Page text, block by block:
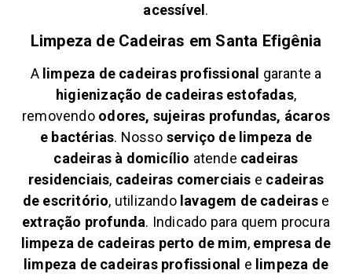
acessível .
Limpeza de Cadeiras em Santa Efigênia
A limpeza de cadeiras profissional garante a
higienização de cadeiras estofadas,
removendoodores, sujeiras profundas, ácaros
e bactérias. Nosso serviço de limpeza de
cadeiras à domicílio atende cadeiras
residenciais, cadeiras comerciais e cadeiras
de escritório, utilizando lavagem de cadeirase
extração profunda. Indicado para quem procura
limpeza de cadeiras perto de mim, empresa de
limpeza de cadeiras profissional e limpeza de